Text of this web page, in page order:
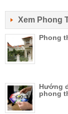
Xem Phong
Phong
Hướng
phong